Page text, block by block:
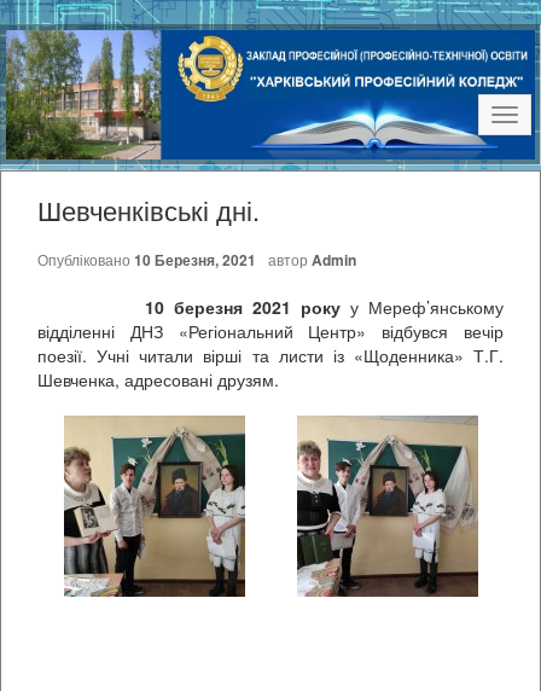
Шевченківські дні.
Опубліковано 10 Березня, 2021 автор Admin
10 березня 2021 року у Мереф’янському
відділенні ДНЗ «Регіональний Центр» відбувся вечір
поезії. Учні читали вірші та листи із «Щоденника» Т.Г.
Шевченка, адресовані друзям.